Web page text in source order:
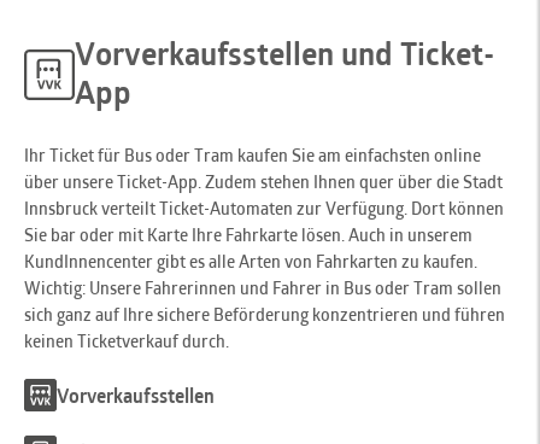
Vorverkaufsstellen und Ticket-
App
Ihr Ticket für Bus oder Tram kaufen Sie am einfachsten online
über unsere Ticket-App. Zudem stehen Ihnen quer über die Stadt
Innsbruck verteilt Ticket-Automaten zur Verfügung. Dort können
Sie bar oder mit Karte Ihre Fahrkarte lösen. Auch in unserem
KundInnencenter gibt es alle Arten von Fahrkarten zu kaufen.
Wichtig: Unsere Fahrerinnen und Fahrer in Bus oder Tram sollen
sich ganz auf Ihre sichere Beförderung konzentrieren und führen
keinen Ticketverkauf durch.
Vorverkaufsstellen